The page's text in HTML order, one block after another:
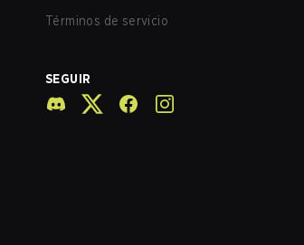
Términos de servicio
SEGUIR